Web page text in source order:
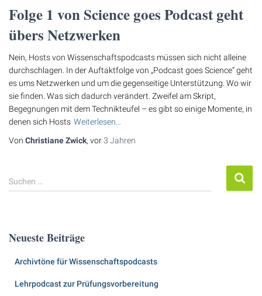
Folge 1 von Science goes Podcast geht
übers Netzwerken
Nein, Hosts von Wissenschaftspodcasts müssen sich nicht alleine
durchschlagen. In der Auftaktfolge von „Podcast goes Science“ geht
es ums Netzwerken und um die gegenseitige Unterstützung. Wo wir
sie finden. Was sich dadurch verändert. Zweifel am Skript,
Begegnungen mit dem Technikteufel – es gibt so einige Momente, in
denen sich Hosts Weiterlesen…
Von Christiane Zwick, vor3 Jahren
S
u
n
Suchen …
Neueste Beiträge
Archivtöne für Wissenschaftspodcasts
Lehrpodcast zur Prüfungsvorbereitung